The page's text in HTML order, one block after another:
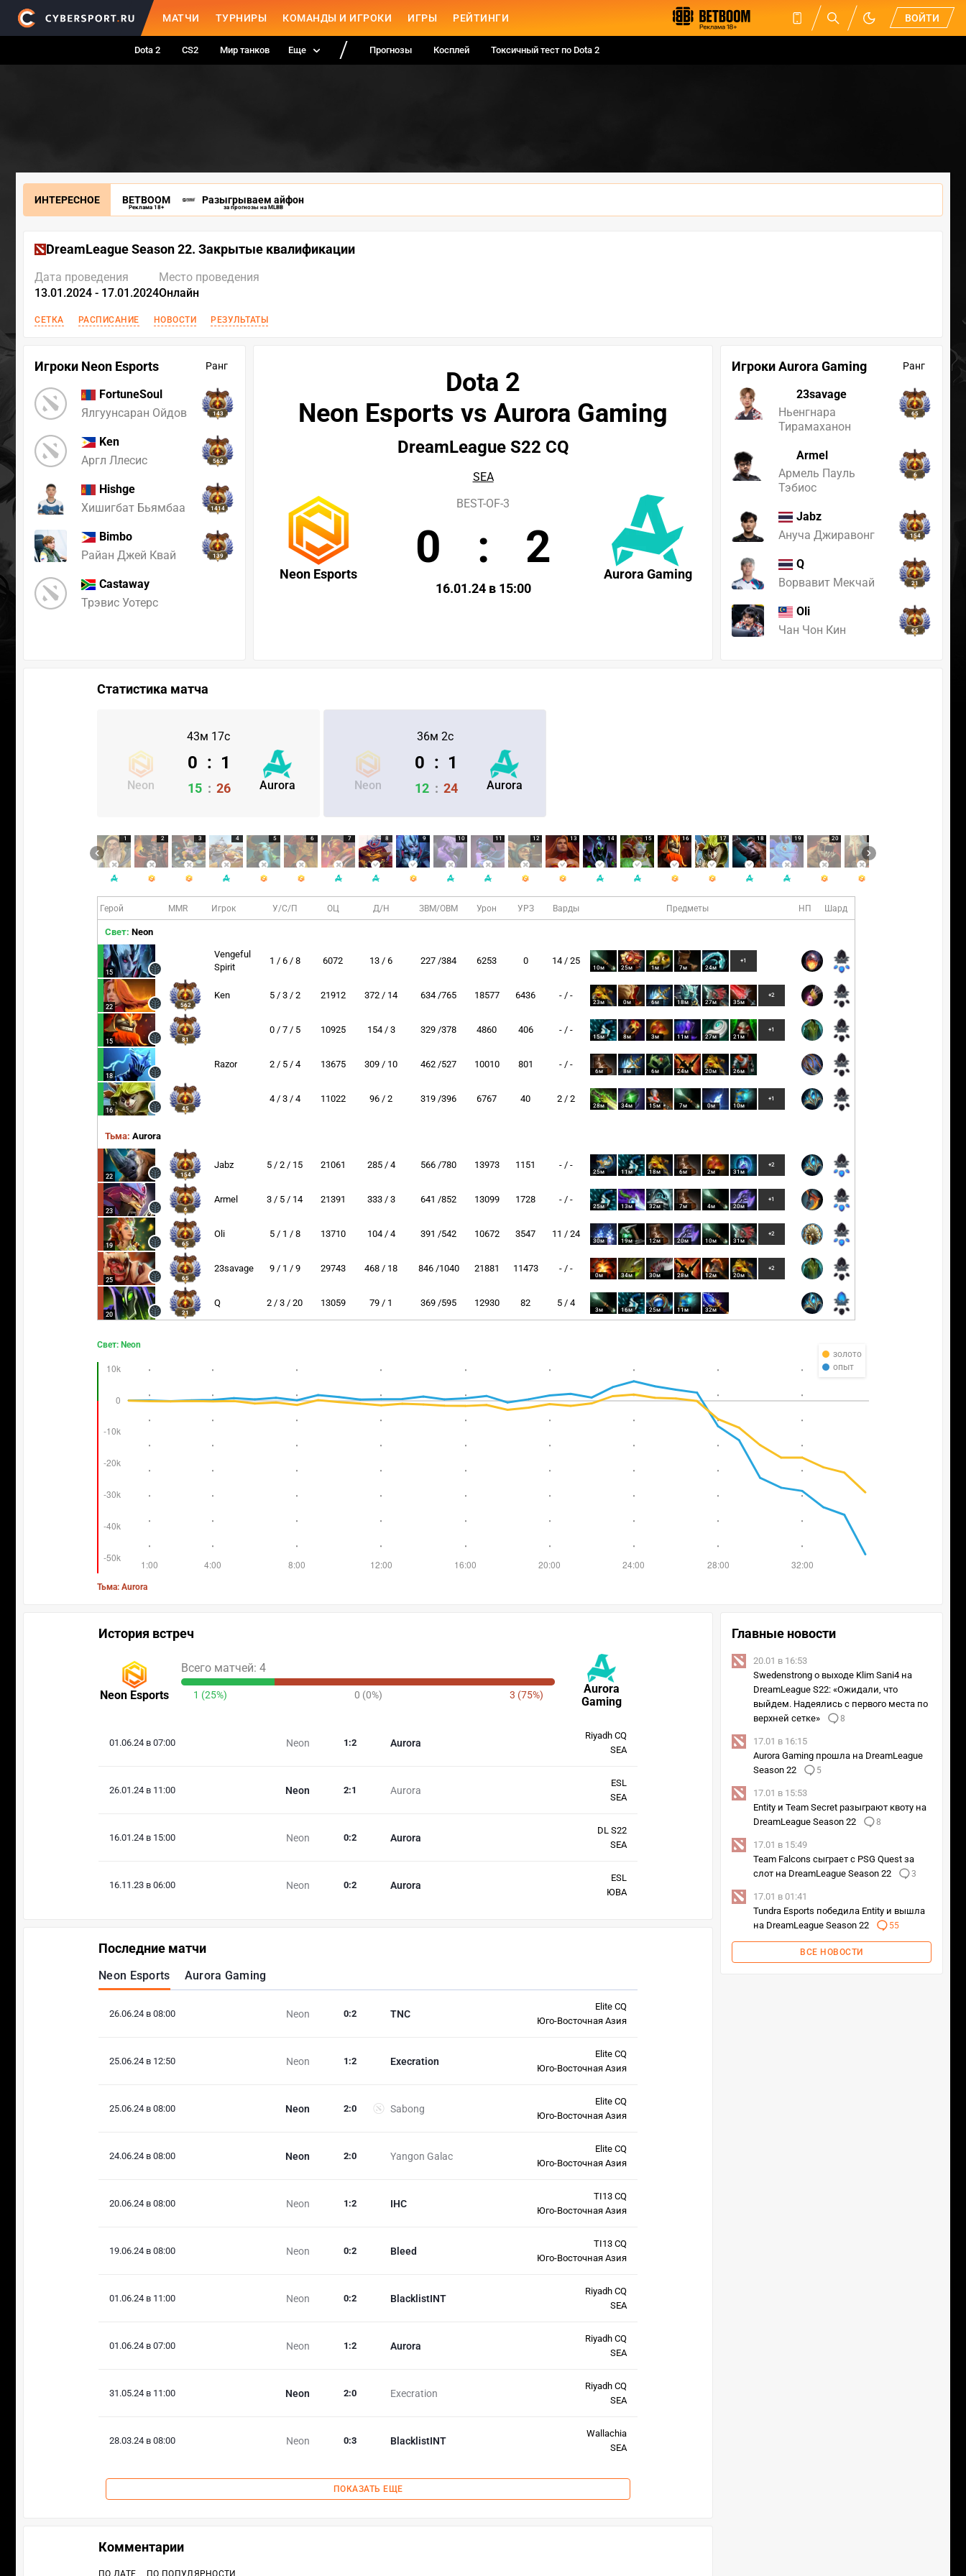
МАТЧИ ТУРНИРЫ КОМАНДЫ И ИГРОКИ ИГРЫ РЕЙТИНГИ ВОЙТИ
Dota 2 CS2 Мир танков Еще Прогнозы Косплей Токсичный тест по Dota 2
ИНТЕРЕСНОЕ BETBOOM
Реклама 18+
Разыгрываем айфон
за прогнозы на MLBB
DreamLeague Season 22. Закрытые квалификации
Дата проведения
13.01.2024 - 17.01.2024
Место проведения
Онлайн
СЕТКА РАСПИСАНИЕ НОВОСТИ РЕЗУЛЬТАТЫ
Игроки Neon Esports Ранг
FortuneSoul
Ялгуунсаран Ойдов
143
Ken
Аргл Ллесис
562
Hishge
Хишигбат Бьямбаа
1414
Bimbo
Райан Джей Квай
139
Castaway
Трэвис Уотерс
Игроки Aurora Gaming Ранг
23savage
Ньенгнара
Тирамаханон
65
Armel
Армель Пауль
Тэбиос
6
Jabz
Ануча Джиравонг
154
Q
Ворвавит Мекчай
21
Oli
Чан Чон Кин
65
Dota 2
Neon Esports vs Aurora Gaming
DreamLeague S22 CQ
SEA
Neon Esports Aurora Gaming
BEST-OF-3
0 : 2
16.01.24 в 15:00
Статистика матча
43м 17с
Neon Aurora
0 : 1
15 : 26
36м 2с
Neon Aurora
0 : 1
12 : 24
1 2 3 4 5 6 7 8 9 10 11 12 13 14 15 16 17 18 19 20
Герой MMR Игрок У/С/П ОЦ Д/Н ЗВМ/ОВМ Урон УРЗ Варды Предметы НП Шард
Свет: Neon
15
Vengeful
Spirit
1 / 6 / 8 6072 13 / 6 227 /384 6253 0 14 / 25
10м 25м 1м 7м 24м
+1
22 562
Ken 5 / 3 / 2 21912 372 / 14 634 /765 18577 6436 - / -
23м 0м 6м 18м 27м 35м
+2
15 81
0 / 7 / 5 10925 154 / 3 329 /378 4860 406 - / -
15м 8м 3м 11м 27м 21м
+1
18
Razor 2 / 5 / 4 13675 309 / 10 462 /527 10010 801 - / -
6м 8м 6м 24м 20м 26м
16 45
4 / 3 / 4 11022 96 / 2 319 /396 6767 40 2 / 2
28м 34м 15м 7м 0м 10м
+1
Тьма: Aurora
22 154
Jabz 5 / 2 / 15 21061 285 / 4 566 /780 13973 1151 - / -
25м 11м 18м 6м 2м 31м
+2
23 6
Armel 3 / 5 / 14 21391 333 / 3 641 /852 13099 1728 - / -
25м 13м 32м 7м 4м 20м
+1
19 65
Oli 5 / 1 / 8 13710 104 / 4 391 /542 10672 3547 11 / 24
30м 19м 12м 20м 10м 31м
+2
25 65
23savage 9 / 1 / 9 29743 468 / 18 846 /1040 21881 11473 - / -
0м 34м 30м 28м 12м 20м
+2
20 21
Q 2 / 3 / 20 13059 79 / 1 369 /595 12930 82 5 / 4
3м 16м 25м 11м 32м
золото
опыт
Свет: Neon
Тьма: Aurora
История встреч
Neon Esports
Aurora
Gaming
Всего матчей: 4
1 (25%) 0 (0%) 3 (75%)
01.06.24 в 07:00 Neon Aurora
1 :2
Riyadh CQ
SEA
26.01.24 в 11:00 Neon Aurora
2:1
ESL
SEA
16.01.24 в 15:00 Neon Aurora
0:2
DL S22
SEA
16.11.23 в 06:00 Neon Aurora
0:2
ESL
ЮВА
Последние матчи
Neon Esports Aurora Gaming
26.06.24 в 08:00 Neon TNC
0:2
Elite CQ
Юго-Восточная Азия
25.06.24 в 12:50 Neon Execration
1 :2
Elite CQ
Юго-Восточная Азия
25.06.24 в 08:00 Neon Sabong
2:0
Elite CQ
Юго-Восточная Азия
24.06.24 в 08:00 Neon Yangon Galac
2:0
Elite CQ
Юго-Восточная Азия
20.06.24 в 08:00 Neon IHC
1 :2
TI13 CQ
Юго-Восточная Азия
19.06.24 в 08:00 Neon Bleed
0:2
TI13 CQ
Юго-Восточная Азия
01.06.24 в 11:00 Neon BlacklistINT
0:2
Riyadh CQ
SEA
01.06.24 в 07:00 Neon Aurora
1 :2
Riyadh CQ
SEA
31.05.24 в 11:00 Neon Execration
2:0
Riyadh CQ
SEA
28.03.24 в 08:00 Neon BlacklistINT
0:3
Wallachia
SEA
ПОКАЗАТЬ ЕЩЕ
Главные новости
20.01 в 16:53
Swedenstrong о выходе Klim Sani4 на
DreamLeague S22: «Ожидали, что
выйдем. Надеялись с первого места по
верхней сетке»
8
17.01 в 16:15
Aurora Gaming прошла на DreamLeague
Season 22
5
17.01 в 15:53
Entity и Team Secret разыграют квоту на
DreamLeague Season 22
8
17.01 в 15:49
Team Falcons сыграет с PSG Quest за
слот на DreamLeague Season 22
3
17.01 в 01:41
Tundra Esports победила Entity и вышла
на DreamLeague Season 22
55
ВСЕ НОВОСТИ
Комментарии
ПО ДАТЕ ПО ПОПУЛЯРНОСТИ